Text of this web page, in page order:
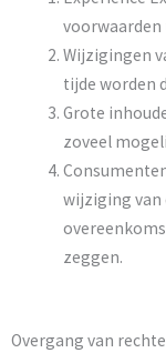
voorwaarden
Wijzigingen
tijde worden
Grote
zoveel
wijziging van
zeggen.
Overgang van